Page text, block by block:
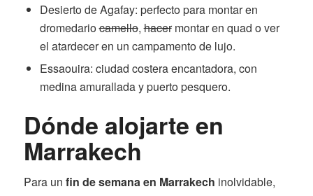
Desierto de Agafay: perfecto para montar en
dromedariocamello,hacermontar en quad o ver
el atardecer en un campamento de lujo.
Essaouira: ciudad costera encantadora, con
medina amurallada y puerto pesquero.
Dónde alojarte en
Marrakech
Para un fin de semana en Marrakech inolvidable,